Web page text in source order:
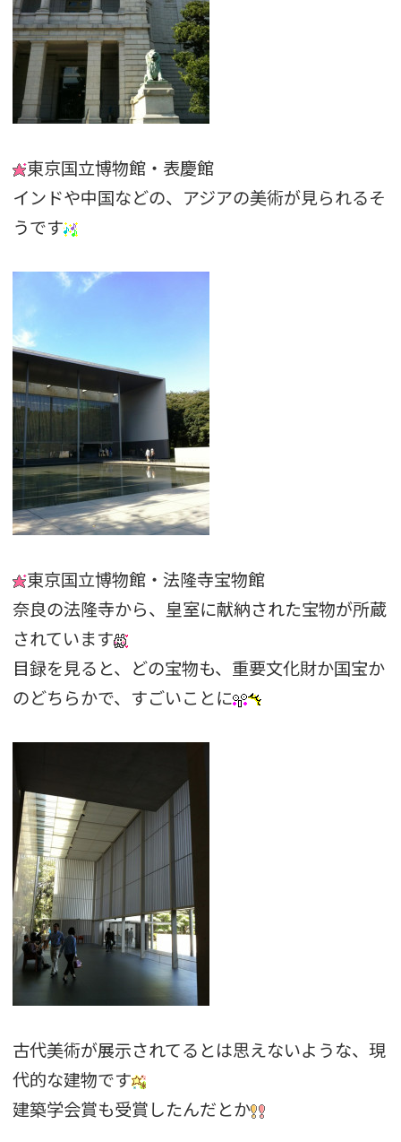
東京国立博物館・表慶館
インドや中国などの、アジアの美術が見られるそ
うです
東京国立博物館・法隆寺宝物館
奈良の法隆寺から、皇室に献納された宝物が所蔵
されています
目録を見ると、どの宝物も、重要文化財か国宝か
のどちらかで、すごいことに
古代美術が展示されてるとは思えないような、現
代的な建物です
建築学会賞も受賞したんだとか